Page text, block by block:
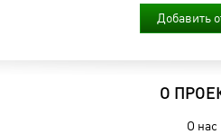
Добавить
О
О нас